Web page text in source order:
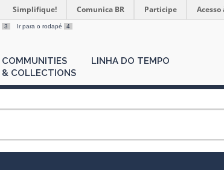
Simplifique! Comunica BR Participe
3 Ir para o rodapé 4
COMMUNITIES
& COLLECTIONS
LINHA DO TEMPO